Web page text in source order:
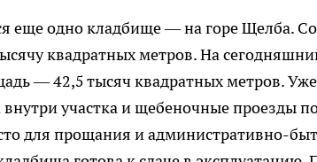
еще одно кладбище — на горе Щелба.
квадратных метров. На
— 42,5 тысяч квадратных метров.
внутри участка и щебеночные проезды
для прощания и административно-